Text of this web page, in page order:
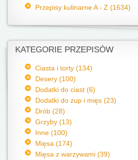
Przepisy kulinarne A - Z (1634)
KATEGORIE PRZEPISÓW
Ciasta i torty (134)
Desery (100)
Dodatki do ciast (6)
Dodatki do zup i mięs (23)
Drób (28)
Grzyby (13)
Inne (100)
Mięsa (174)
Mięsa z warzywami (39)